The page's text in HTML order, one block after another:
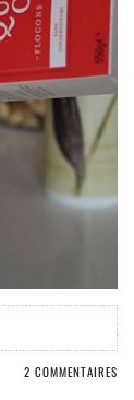
2 COMMENTAIRES